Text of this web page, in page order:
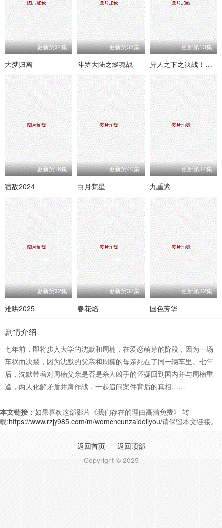
更新第34集
大梦归离
更新第38集
斗罗大陆之燃魂战
更新第13集
异人之下之决战！碧游村
更新第16集
宿敌2024
更新第40集
白月梵星
更新第34集
九重紫
更新第32集
难哄2025
更新第32集
春花焰
更新第32集
国色芳华
剧情介绍
七年前，即将步入大学的沈默和周楠，在爱恋萌芽的阶段，因为一场
车祸而决裂，因为沈默的父亲和周楠的母亲死在了同一辆车里。七年
后，沈默带着对周楠父亲是否是杀人凶手的怀疑回到国内并与周楠重
逢，两人化解矛盾并肩作战，一起追问案件背后的真相……
本文链接： 如果喜欢这部影片《我们存在的理由高清免费》 转
载:https://www.rzjy985.com/m/womencunzaideliyou/请保留本文链接。
返回首页
返回顶部
Copyright © 2025